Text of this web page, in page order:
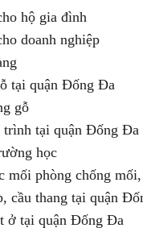
hộ gia đình
doanh nghiệp
tại quận Đống Đa
gỗ
trình tại quận Đống Đa
học
mối phòng chống
cầu thang tại quận
ở tại quận Đống Đa